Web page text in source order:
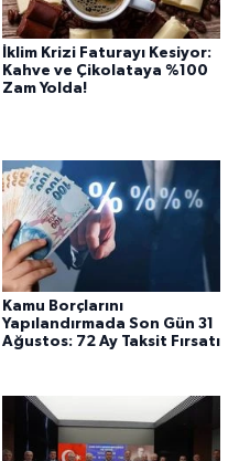
İklim Krizi Faturayı Kesiyor:
Kahve ve Çikolataya %100
Zam Yolda!
Kamu Borçlarını
Yapılandırmada Son Gün 31
Ağustos: 72 Ay Taksit Fırsatı